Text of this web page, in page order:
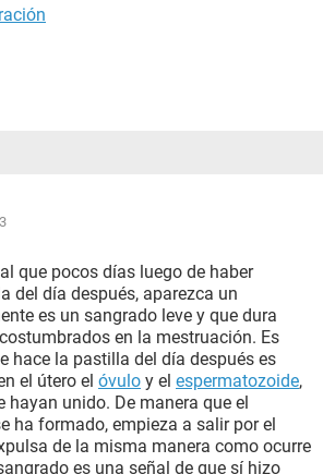
que pocos días luego de haber
del día después, aparezca un
es un sangrado leve y que dura
en la mestruación. Es
hace la pastilla del día después es
el útero el óvulo y el espermatozoide,
hayan unido. De manera que el
ha formado, empieza a salir por el
de la misma manera como ocurre
es una señal de que sí hizo